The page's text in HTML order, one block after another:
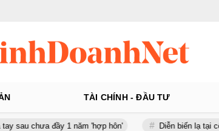
TÀI CHÍNH - ĐẦU TƯ
đầy 1 năm 'hợp hôn' Diễn biến lạ tại công ty gần